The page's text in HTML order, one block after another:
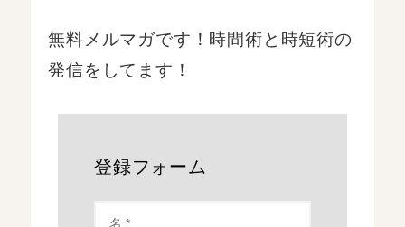
無料メルマガです！時間術と時短術の
発信をしてます！
登録フォーム